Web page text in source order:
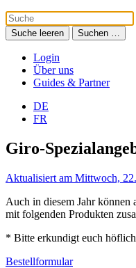
Suche leeren Suchen …
Login
Über uns
Guides & Partner
DE
FR
Giro-
Aktualisiert am Mittwoch,
Auch in diesem Jahr können
mit folgenden Produkten
* Bitte erkundigt euch
Bestellformular